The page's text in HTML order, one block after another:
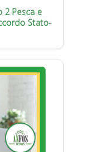
2 Pesca e
Stato-